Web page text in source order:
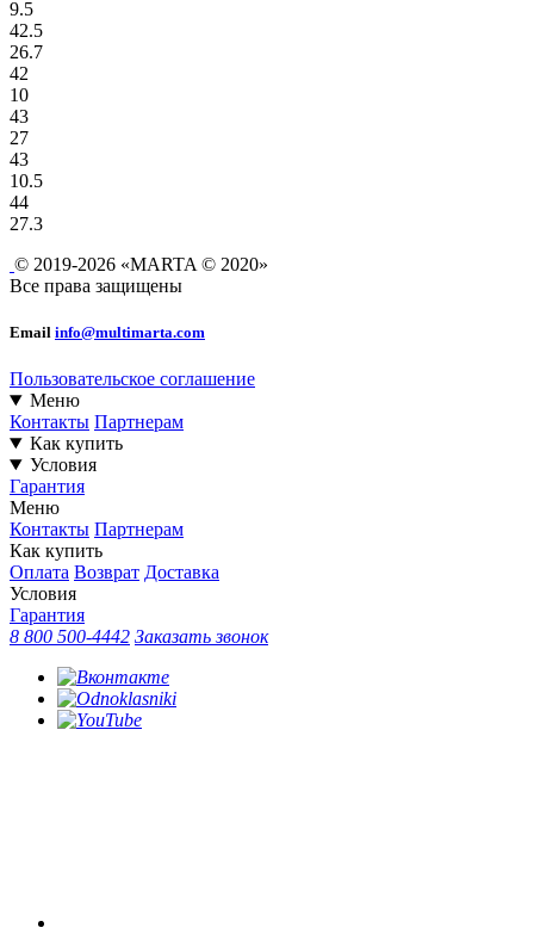
9.5
42.5
26.7
42
10
43
27
43
10.5
44
27.3
© 2019-2026 «MARTA © 2020»
Все права защищены
Email info@multimarta.com
Пользовательское соглашение
Меню
Контакты Партнерам
Как купить
Условия
Гарантия
Меню
Контакты Партнерам
Как купить
Оплата Возврат Доставка
Условия
Гарантия
8 800 500-4442 Заказать звонок